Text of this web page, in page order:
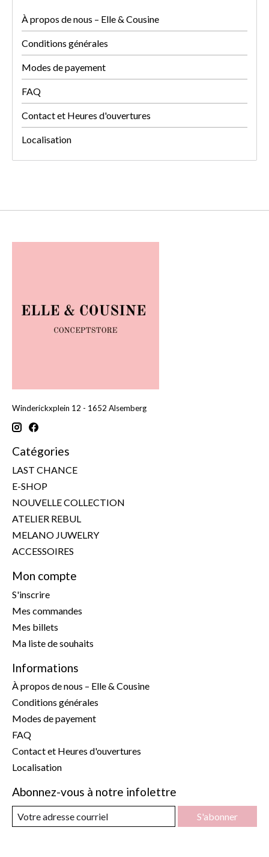
À propos de nous – Elle & Cousine
Conditions générales
Modes de payement
FAQ
Contact et Heures d'ouvertures
Localisation
Winderickxplein 12 - 1652 Alsemberg
Catégories
LAST CHANCE
E-SHOP
NOUVELLE COLLECTION
ATELIER REBUL
MELANO JUWELRY
ACCESSOIRES
Mon compte
S'inscrire
Mes commandes
Mes billets
Ma liste de souhaits
Informations
À propos de nous – Elle & Cousine
Conditions générales
Modes de payement
FAQ
Contact et Heures d'ouvertures
Localisation
Abonnez-vous à notre infolettre
S'abonner